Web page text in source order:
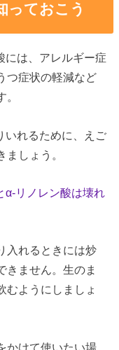
っておこう
には、アレルギー症
つ症状の軽減など
いれるために、えご
しょう。
α-リノレン酸は壊れ
入れるときには炒
きません。生のま
むようにしましょ
かけて使いたい場